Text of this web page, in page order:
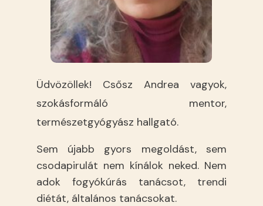
Üdvözöllek! Csősz Andrea vagyok,
szokásformáló mentor,
természetgyógyász hallgató.
Sem újabb gyors megoldást, sem
csodapirulát nem kínálok neked. Nem
adok fogyókúrás tanácsot, trendi
diétát, általános tanácsokat.